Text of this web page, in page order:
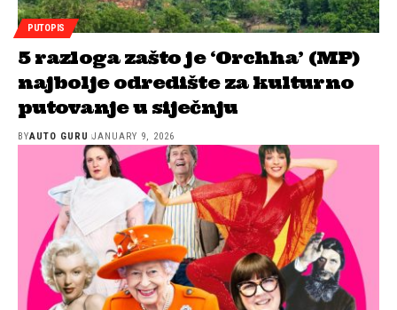
PUTOPIS
5 razloga zašto je ‘Orchha’ (MP)
najbolje odredište za kulturno
putovanje u siječnju
BYAUTO GURU JANUARY 9, 2026